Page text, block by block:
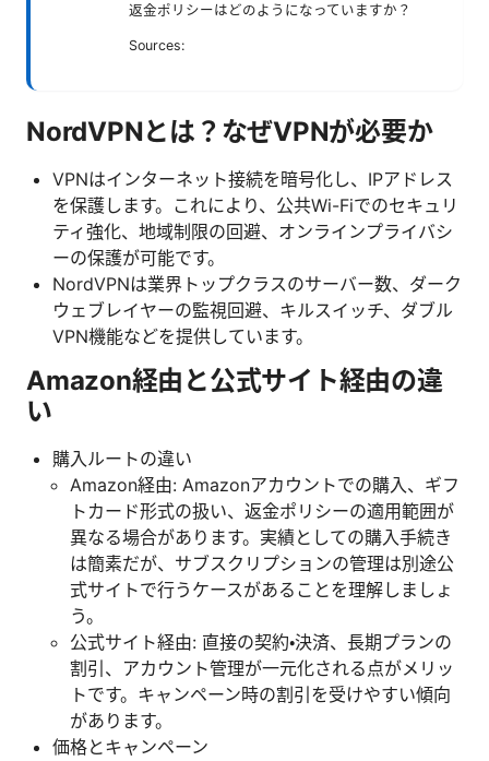
返金ポリシーはどのようになっていますか？
Sources:
NordVPNとは？なぜVPNが必要か
VPNはインターネット接続を暗号化し、IPアドレス
を保護します。これにより、公共Wi-Fiでのセキュリ
ティ強化、地域制限の回避、オンラインプライバシ
ーの保護が可能です。
NordVPNは業界トップクラスのサーバー数、ダーク
ウェブレイヤーの監視回避、キルスイッチ、ダブル
VPN機能などを提供しています。
Amazon経由と公式サイト経由の違
い
購入ルートの違い
Amazon経由: Amazonアカウントでの購入、ギフ
トカード形式の扱い、返金ポリシーの適用範囲が
異なる場合があります。実績としての購入手続き
は簡素だが、サブスクリプションの管理は別途公
式サイトで行うケースがあることを理解しましょ
う。
公式サイト経由: 直接の契約・決済、長期プランの
割引、アカウント管理が一元化される点がメリッ
トです。キャンペーン時の割引を受けやすい傾向
があります。
価格とキャンペーン